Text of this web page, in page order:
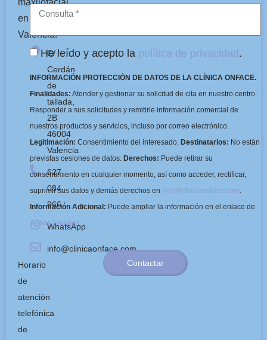
maxilofacial
en
Valencia.
C/
Cerdán
de
tallada,
2B
46004
Valencia
627
084
966
WhatsApp
info@clinicaonface.com
Horario
de
atención
telefónica
de
He leído y acepto la política de privacidad .
INFORMACIÓN PROTECCIÓN DE DATOS DE LA CLÍNICA ONFACE.
Finalidades: Atender y gestionar su solicitud de cita en nuestro centro.
Responder a sus solicitudes y remitirle información comercial de
nuestros productos y servicios, incluso por correo electrónico.
Legitimación: Consentimiento del interesado. Destinatarios: No están
previstas cesiones de datos. Derechos: Puede retirar su
consentimiento en cualquier momento, así como acceder, rectificar,
suprimir sus datos y demás derechos en info@clinicaonface.com.
Información Adicional: Puede ampliar la información en el enlace de
Avisos Legales.
Contactar